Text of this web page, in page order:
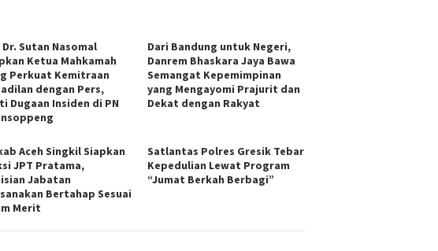
Sutan Nasomal
Ketua Mahkamah
Perkuat Kemitraan
dengan Pers,
Dugaan Insiden di PN
Dari Bandung untuk Negeri,
Danrem Bhaskara Jaya Bawa
Semangat Kepemimpinan
yang Mengayomi Prajurit dan
Dekat dengan Rakyat
Aceh Singkil Siapkan
JPT Pratama,
Jabatan
Bertahap Sesuai
Merit
Satlantas Polres Gresik Tebar
Kepedulian Lewat Program
“Jumat Berkah Berbagi”